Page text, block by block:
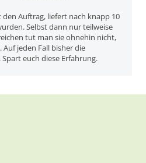
Auftrag, liefert nach knapp 10
Selbst dann nur teilweise
tut man sie ohnehin nicht,
jeden Fall bisher die
euch diese Erfahrung.